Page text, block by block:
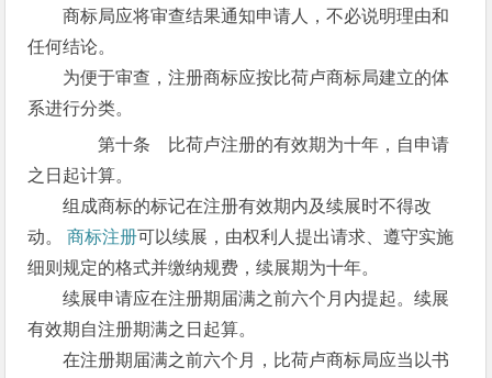
商标局应将审查结果通知申请人，不必说明理由和
任何结论。
为便于审查，注册商标应按比荷卢商标局建立的体
系进行分类。
第十条 比荷卢注册的有效期为十年，自申请
之日起计算。
组成商标的标记在注册有效期内及续展时不得改
动。商标注册可以续展，由权利人提出请求、遵守实施
细则规定的格式并缴纳规费，续展期为十年。
续展申请应在注册期届满之前六个月内提起。续展
有效期自注册期满之日起算。
在注册期届满之前六个月，比荷卢商标局应当以书